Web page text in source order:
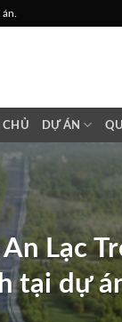
CHỦ DỰ ÁN
Lạc
tại dự